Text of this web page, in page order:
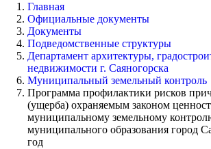
Главная
Официальные документы
Документы
Подведомственные структуры
Департамент архитектуры,
недвижимости г. Саяногорска
Муниципальный земельный контроль
Программа профилактики рисков
(ущерба) охраняемым законом
муниципальному земельному
муниципального образования город
год